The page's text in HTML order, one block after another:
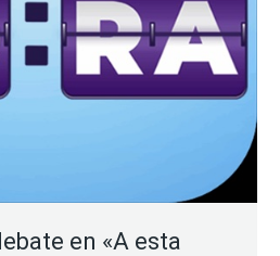
en «A esta